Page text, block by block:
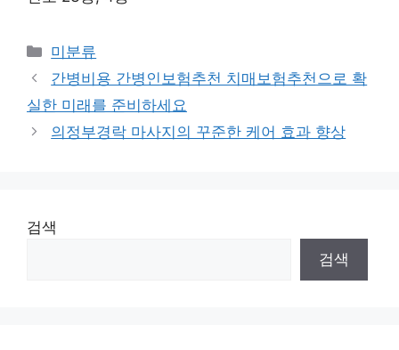
Categories
미분류
간병비용 간병인보험추천 치매보험추천으로 확
실한 미래를 준비하세요
의정부경락 마사지의 꾸준한 케어 효과 향상
검색
검색